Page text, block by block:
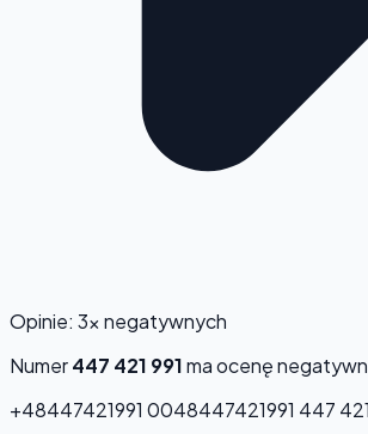
Opinie: 3x negatywnych
Numer447 421 991ma ocenę
+48447421991 0048447421991 447